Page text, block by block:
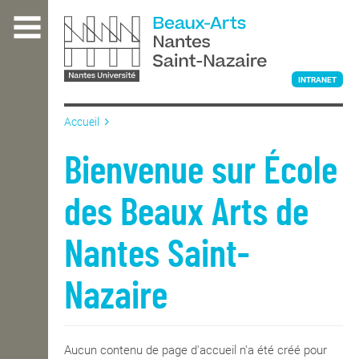
contenu
L'ÉCOLE
ENSEIGNEMENT
INTERNATIONAL
INTRANET
Accueil
Bienvenue sur École
des Beaux Arts de
Nantes Saint-
Nazaire
Aucun contenu de page d'accueil n'a été créé pour